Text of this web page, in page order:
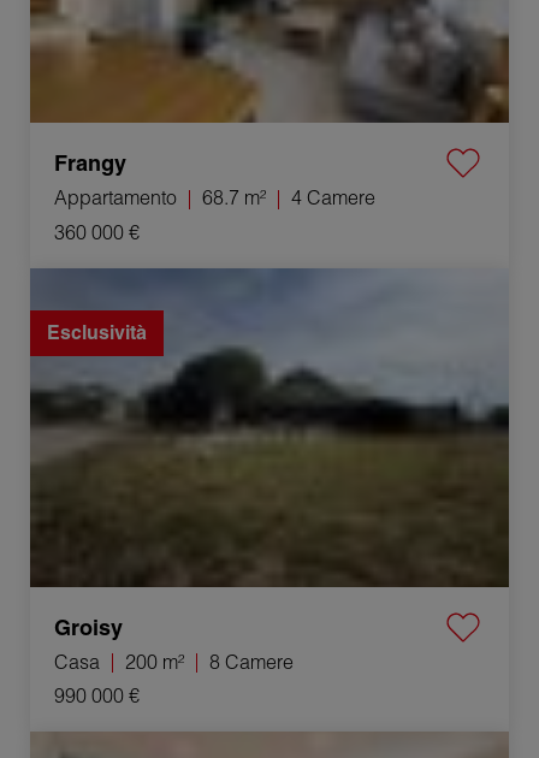
Frangy
Appartamento 68.7 m²
4 Camere
360 000 €
Esclusività
Groisy
Casa 200 m²
8 Camere
990 000 €